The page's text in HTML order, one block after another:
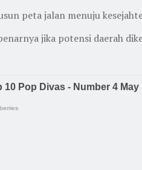
peta jalan menuju
jika potensi daerah